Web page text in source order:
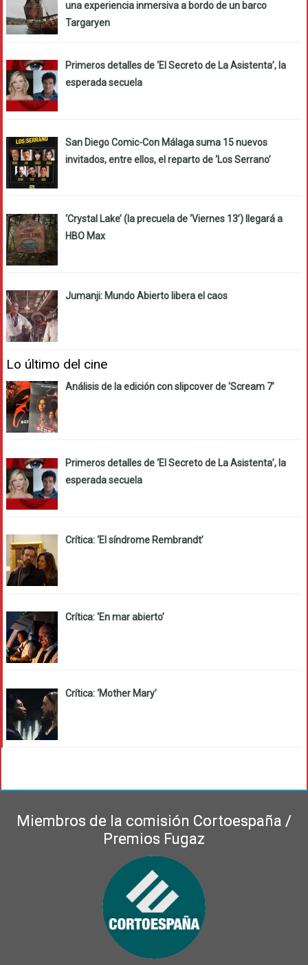
una experiencia inmersiva a bordo de un barco
Targaryen
Primeros detalles de ‘El Secreto de La Asistenta’, la
esperada secuela
San Diego Comic-Con Málaga suma 15 nuevos
invitados, entre ellos, el reparto de ‘Los Serrano’
‘Crystal Lake’ (la precuela de ‘Viernes 13’) llegará a
HBO Max
Jumanji: Mundo Abierto libera el caos
Lo último del cine
Análisis de la edición con slipcover de ‘Scream 7’
Primeros detalles de ‘El Secreto de La Asistenta’, la
esperada secuela
Crítica: ‘El síndrome Rembrandt’
Crítica: ‘En mar abierto’
Crítica: ‘Mother Mary’
Miembros de la comisión Cortoespaña /
Premios Fugaz